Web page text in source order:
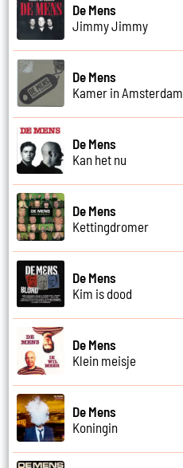
De Mens
Jimmy Jimmy
De Mens
Kamer in Amsterdam
De Mens
Kan het nu
De Mens
Kettingdromer
De Mens
Kim is dood
De Mens
Klein meisje
De Mens
Koningin